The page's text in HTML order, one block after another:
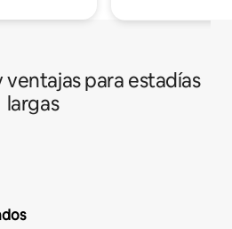
para estadías
largas